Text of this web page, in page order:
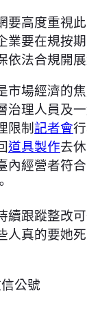
要高度重視
業要在規按
法合規開
市場經濟的
治理人員及
限制記者會
道具製作去
內經營者符
續跟蹤整改
人真的要她
公號